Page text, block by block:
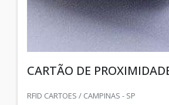
CARTÃO DE
RFID CARTOES / CAMPINAS - SP